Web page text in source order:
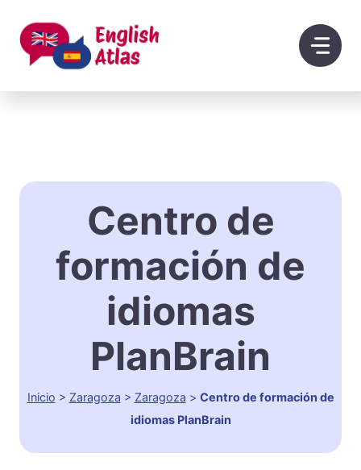
contenido
Centro de
formación de
idiomas
PlanBrain
Inicio > Zaragoza > Zaragoza > Centro de formación de
idiomas PlanBrain